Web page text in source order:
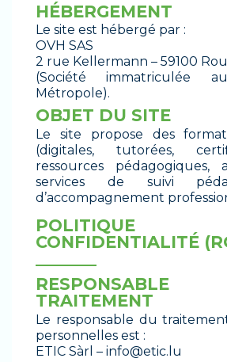
HÉBERGEMENT
Le site est hébergé par :
OVH SAS
2 rue Kellermann – 59100
(Société immatriculée
Métropole).
OBJET DU SITE
Le site propose des
(digitales, tutorées,
ressources pédagogiques,
services de suivi
d’accompagnement
CONFIDENTIALITÉ
TRAITEMENT
Le responsable du
personnelles est :
ETIC Sàrl – info@etic.lu